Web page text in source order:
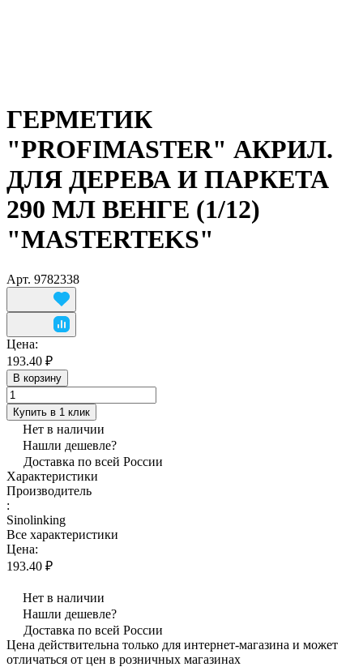
ГЕРМЕТИК
"PROFIMASTER" АКРИЛ.
ДЛЯ ДЕРЕВА И ПАРКЕТА
290 МЛ ВЕНГЕ (1/12)
"MASTERTEKS"
Арт. 9782338
Цена:
193.40 ₽
В корзину
Купить в 1 клик
Нет в наличии
Нашли дешевле?
Доставка по всей России
Характеристики
Производитель
:
Sinolinking
Все характеристики
Цена:
193.40 ₽
Нет в наличии
Нашли дешевле?
Доставка по всей России
Цена действительна только для интернет-магазина и может
отличаться от цен в розничных магазинах